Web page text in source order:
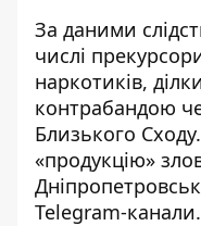
За даними
числі
наркотиків,
контрабандою
Близького
«продукцію»
Telegram-канали.